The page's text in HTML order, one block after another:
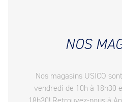
NOS
Nos magasins USICO
vendredi de 10h à 18h30